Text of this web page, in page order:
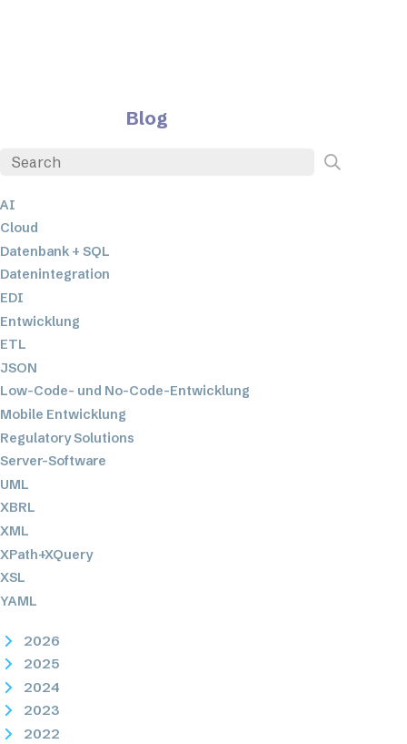
Blog
AI
Cloud
Datenbank + SQL
Datenintegration
EDI
Entwicklung
ETL
JSON
Low-Code- und No-Code-Entwicklung
Mobile Entwicklung
Regulatory Solutions
Server-Software
UML
XBRL
XML
XPath+XQuery
XSL
YAML
2026
2025
2024
2023
2022